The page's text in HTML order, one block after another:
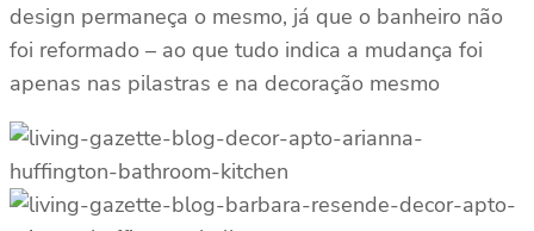
design permaneça o mesmo, já que o banheiro não
foi reformado – ao que tudo indica a mudança foi
apenas nas pilastras e na decoração mesmo